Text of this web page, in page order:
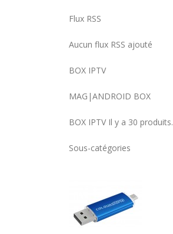
Flux RSS
Aucun flux RSS ajouté
BOX IPTV
MAG|ANDROID BOX
BOX IPTV Il y a 30 produits.
Sous-catégories